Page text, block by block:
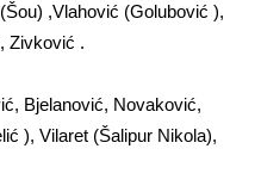
,Vlahović (Golubović ),
Zivković .
Bjelanović, Novaković,
), Vilaret (Šalipur Nikola),